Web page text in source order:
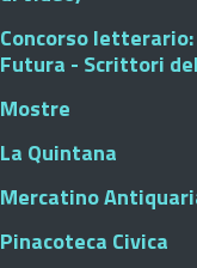
Concorso letterario:
Futura - Scrittori
Mostre
La Quintana
Mercatino
Pinacoteca Civica